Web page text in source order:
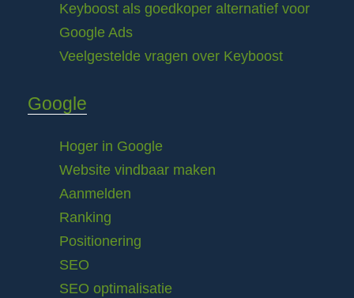
Keyboost als goedkoper alternatief voor
Google Ads
Veelgestelde vragen over Keyboost
Google
Hoger in Google
Website vindbaar maken
Aanmelden
Ranking
Positionering
SEO
SEO optimalisatie